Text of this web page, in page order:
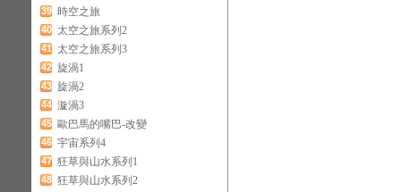
39 時空之旅
40 太空之旅系列2
41 太空之旅系列3
42 旋渦1
43 旋渦2
44 漩渦3
45 歐巴馬的嘴巴-改變
46 宇宙系列4
47 狂草與山水系列1
48 狂草與山水系列2